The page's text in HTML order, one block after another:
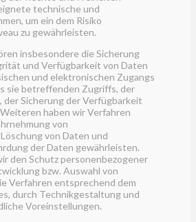
technische und
um ein dem Risiko
zu gewährleisten.
insbesondere die Sicherung
und Verfügbarkeit von Daten
und elektronischen Zugangs
sie betreffenden Zugriffs, der
der Sicherung der Verfügbarkeit
haben wir Verfahren
von
von Daten und
der Daten gewährleisten.
den Schutz personenbezogener
bzw. Auswahl von
Verfahren entsprechend dem
durch Technikgestaltung und
Voreinstellungen.